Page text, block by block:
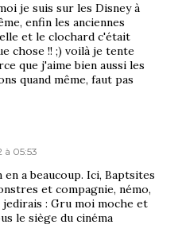
je suis sur les Disney à
enfin les anciennes
et le clochard c'était
chose !! ;) voilà je tente
que j'aime bien aussi les
quand même, faut pas
à 05:53
en a beaucoup. Ici, Baptsites
et compagnie, némo,
: Gru moi moche et
le siège du cinéma